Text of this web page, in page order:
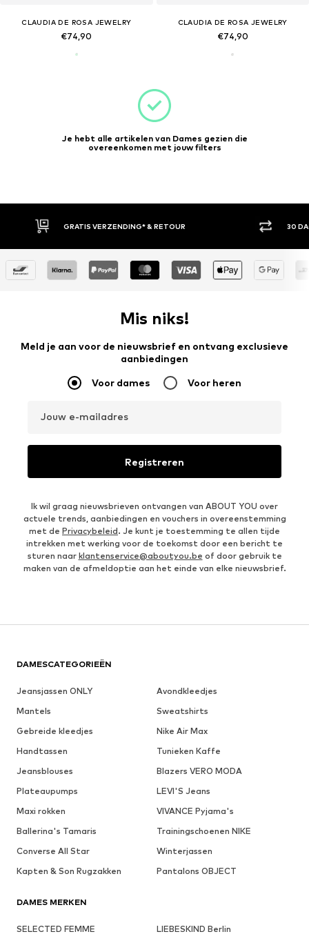
CLAUDIA DE ROSA JEWELRY
€74,90
CLAUDIA DE ROSA JEWELRY
€74,90
Je hebt alle artikelen van Dames gezien die
overeenkomen met jouw filters
GRATIS VERZENDING* & RETOUR 30
Mis niks!
Meld je aan voor de nieuwsbrief en ontvang exclusieve
aanbiedingen
Voor dames Voor heren
Jouw e-mailadres
Registreren
Ik wil graag nieuwsbrieven ontvangen van ABOUT YOU over
actuele trends, aanbiedingen en vouchers in overeenstemming
met de Privacybeleid. Je kunt je toestemming te allen tijde
intrekken met werking voor de toekomst door een bericht te
sturen naar klantenservice@aboutyou.be of door gebruik te
maken van de afmeldoptie aan het einde van elke nieuwsbrief.
DAMESCATEGORIEËN
Jeansjassen ONLY
Avondkleedjes
Mantels
Sweatshirts
Gebreide kleedjes
Nike Air Max
Handtassen
Tunieken Kaffe
Jeansblouses
Blazers VERO MODA
Plateaupumps
LEVI'S Jeans
Maxi rokken
VIVANCE Pyjama's
Ballerina's Tamaris
Trainingschoenen NIKE
Converse All Star
Winterjassen
Kapten & Son Rugzakken
Pantalons OBJECT
DAMES MERKEN
SELECTED FEMME
LIEBESKIND Berlin